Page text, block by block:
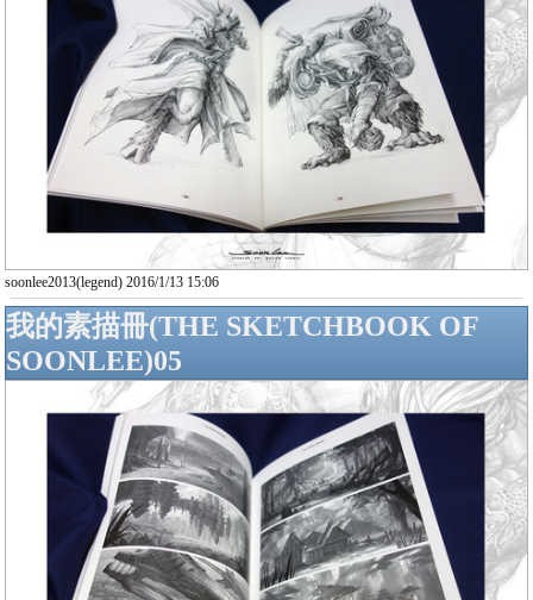
soonlee2013(legend) 2016/1/13 15:06
我的素描冊(THE SKETCHBOOK OF
SOONLEE)05